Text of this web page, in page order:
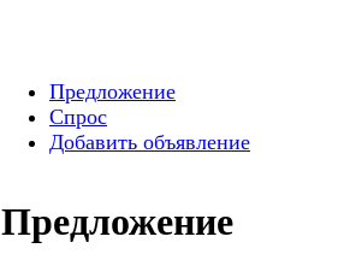
Предложение
Спрос
Добавить объявление
Предложение